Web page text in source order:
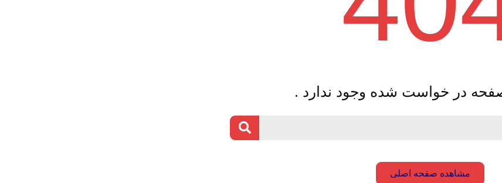
در خواست شده وجود ندارد .
مشاهده صفحه اصلی